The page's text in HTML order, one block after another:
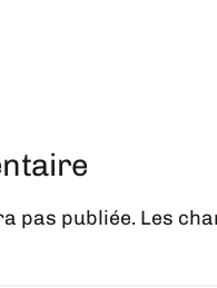
pas publiée. Les